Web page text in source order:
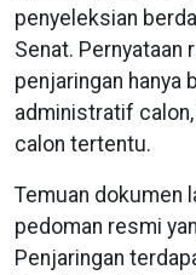
penyeleksian
Senat. Pernyataan
penjaringan
administratif
calon tertentu.
Temuan dokumen
pedoman resmi
Penjaringan